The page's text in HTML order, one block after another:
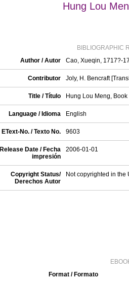
Hung Lou
BIBLIOGRAPHIC
Author / Autor
Cao, Xueqin, 1717?-
Contributor Joly, H. Bencraft
Title / Título Hung Lou Meng,
Language / Idioma English
EText-No. / Texto No. 9603
Release Date / Fecha
impresión
2006-01-01
Copyright Status/
Derechos Autor
Not copyrighted in the
Format / Formato